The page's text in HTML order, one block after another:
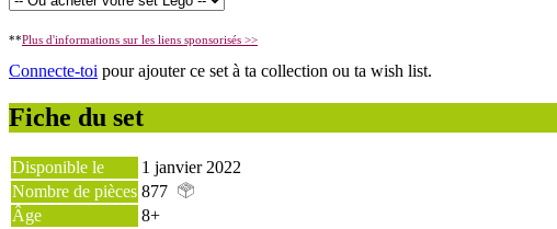
**Plus d'informations sur les liens sponsorisés >>
Connecte-toi pour ajouter ce set à ta collection ou ta wish list.
Fiche du set
Disponible le
1 janvier 2022
Nombre de pièces 877
Âge
8+